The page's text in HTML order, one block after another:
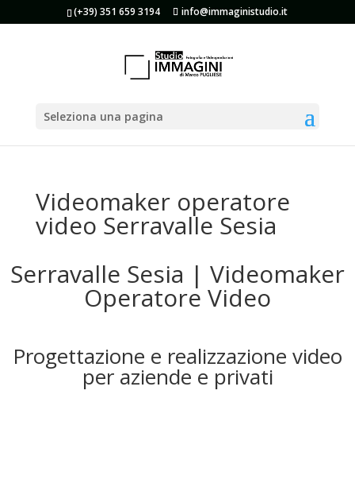
(+39) 351 659 3194 info@immaginistudio.it
Seleziona una pagina
Videomaker operatore
video Serravalle Sesia
Serravalle Sesia | Videomaker
Operatore Video
Progettazione e realizzazione video
per aziende e privati